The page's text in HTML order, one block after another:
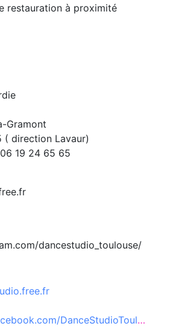
restauration à proximité
Gramont
( direction Lavaur)
19 24 65 65
dancestudio_toulouse/
DanceStudioToulouse